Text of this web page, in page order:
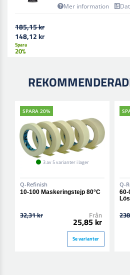
Mer information
185,15 kr
148,12 kr
Spara
20%
SPARA 20%
3 av 5 varianter i lager
Q-Refinish
10-100 Maskeringstejp 80°C
32,31 kr Från
25,85 kr
Se varianter
Q-
60-